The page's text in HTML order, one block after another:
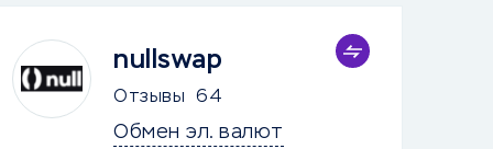
nullswap
Отзывы 64
Обмен эл. валют